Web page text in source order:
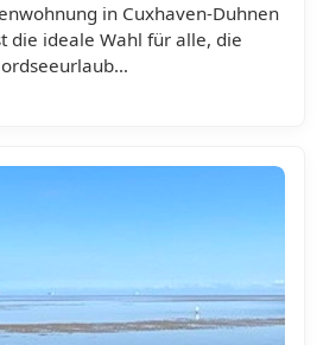
in Cuxhaven-Duhnen
die ideale Wahl für alle, die